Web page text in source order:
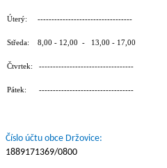
Úterý: ----------------------------------
Středa: 8,00 - 12,00 - 13,00 - 17,00
Čtvrtek: ----------------------------------
Pátek: ----------------------------------
Číslo účtu obce Držovice:
1889171369/0800